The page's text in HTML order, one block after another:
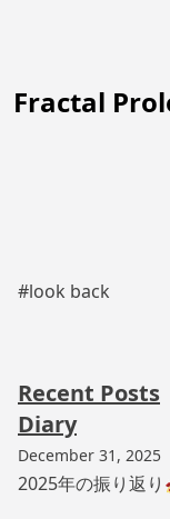
Fractal
#look back
Recent Posts
Diary
December 31, 2025
2025年の振り返